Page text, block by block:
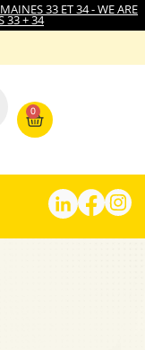
33 ET 34 - WE ARE
33 + 34
0